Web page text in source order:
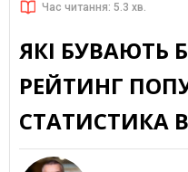
Час читання: 5.3 хв.
ЯКІ БУВАЮТЬ
РЕЙТИНГ
СТАТИСТИКА